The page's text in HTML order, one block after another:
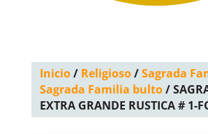
Inicio/ Religioso/Sagrada
Sagrada Familia bulto/
EXTRA GRANDE RUSTICA # 1-